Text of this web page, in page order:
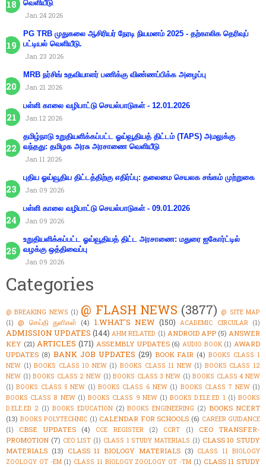
வெளியீடு
Jan 24 2026
PG TRB முதுகலை ஆசிரியர் நேரடி நியமனம் 2025 - தற்காலிக தெரிவுப்
பட்டியல் வெளியீடு.
Jan 23 2026
MRB நர்சிங் உதவியாளர் பணிக்கு விண்ணப்பிக்க அழைப்பு
Jan 21 2026
பள்ளி காலை வழிபாட்டு செயல்பாடுகள் - 12.01.2026
Jan 12 2026
தமிழ்நாடு உறுதியளிக்கப்பட்ட ஓய்வூதியத் திட்டம் (TAPS) அமலுக்கு
வந்தது: தமிழக அரசு அரசாணை வெளியீடு
Jan 11 2026
புதிய ஓய்வூதிய திட்டத்திற்கு எதிர்ப்பு: தலைமை செயலக சங்கம் முற்றுகை
Jan 09 2026
பள்ளி காலை வழிபாட்டு செயல்பாடுகள் - 09.01.2026
Jan 09 2026
உறுதியளிக்கப்பட்ட ஓய்வூதியத் திட்ட அரசாணை: மதுரை ஐகோர்ட்டில்
வழக்கு ஒத்திவைப்பு
Jan 09 2026
Categories
@ BREAKING NEWS (1) @ FLASH NEWS (3877) @ SITE MAP
(1) @ செய்தி துளிகள் (4) 1.WHAT'S NEW (150) ACADEMIC CIRCULAR (1)
ADMISSION UPDATES (144) AHM RELATED (1) ANDROID APP (5) ANSWER
KEY (21) ARTICLES (171) ASSEMBLY UPDATES (6) AUDIO BOOK (1) AWARD
UPDATES (8) BANK JOB UPDATES (29) BOOK FAIR (4) BOOKS CLASS 1
NEW (1) BOOKS CLASS 10 NEW (1) BOOKS CLASS 11 NEW (1) BOOKS CLASS 12
NEW (1) BOOKS CLASS 2 NEW (1) BOOKS CLASS 3 NEW (1) BOOKS CLASS 4 NEW
(1) BOOKS CLASS 5 NEW (1) BOOKS CLASS 6 NEW (1) BOOKS CLASS 7 NEW (1)
BOOKS CLASS 8 NEW (1) BOOKS CLASS 9 NEW (1) BOOKS D.ELE.ED 1 (1) BOOKS
D.ELE.ED 2 (1) BOOKS EDUCATION (2) BOOKS ENGINEERING (2) BOOKS NCERT
(13) BOOKS POLYTECHNIC (1) CALENDAR FOR SCHOOLS (6) CAREER GUIDANCE
(1)
CBSE UPDATES (4) CCE REGISTER (2) CCRT (1)
CEO TRANSFER-
PROMOTION (7) CEO LIST (1) CLASS 1 STUDY MATERIALS (1) CLASS 10 STUDY
MATERIALS (13) CLASS 11 BIOLOGY MATERIALS (3) CLASS 11 BIOLOGY
ZOOLOGY OT -EM (1) CLASS 11 BIOLOGY ZOOLOGY OT -TM (1) CLASS 11 STUDY